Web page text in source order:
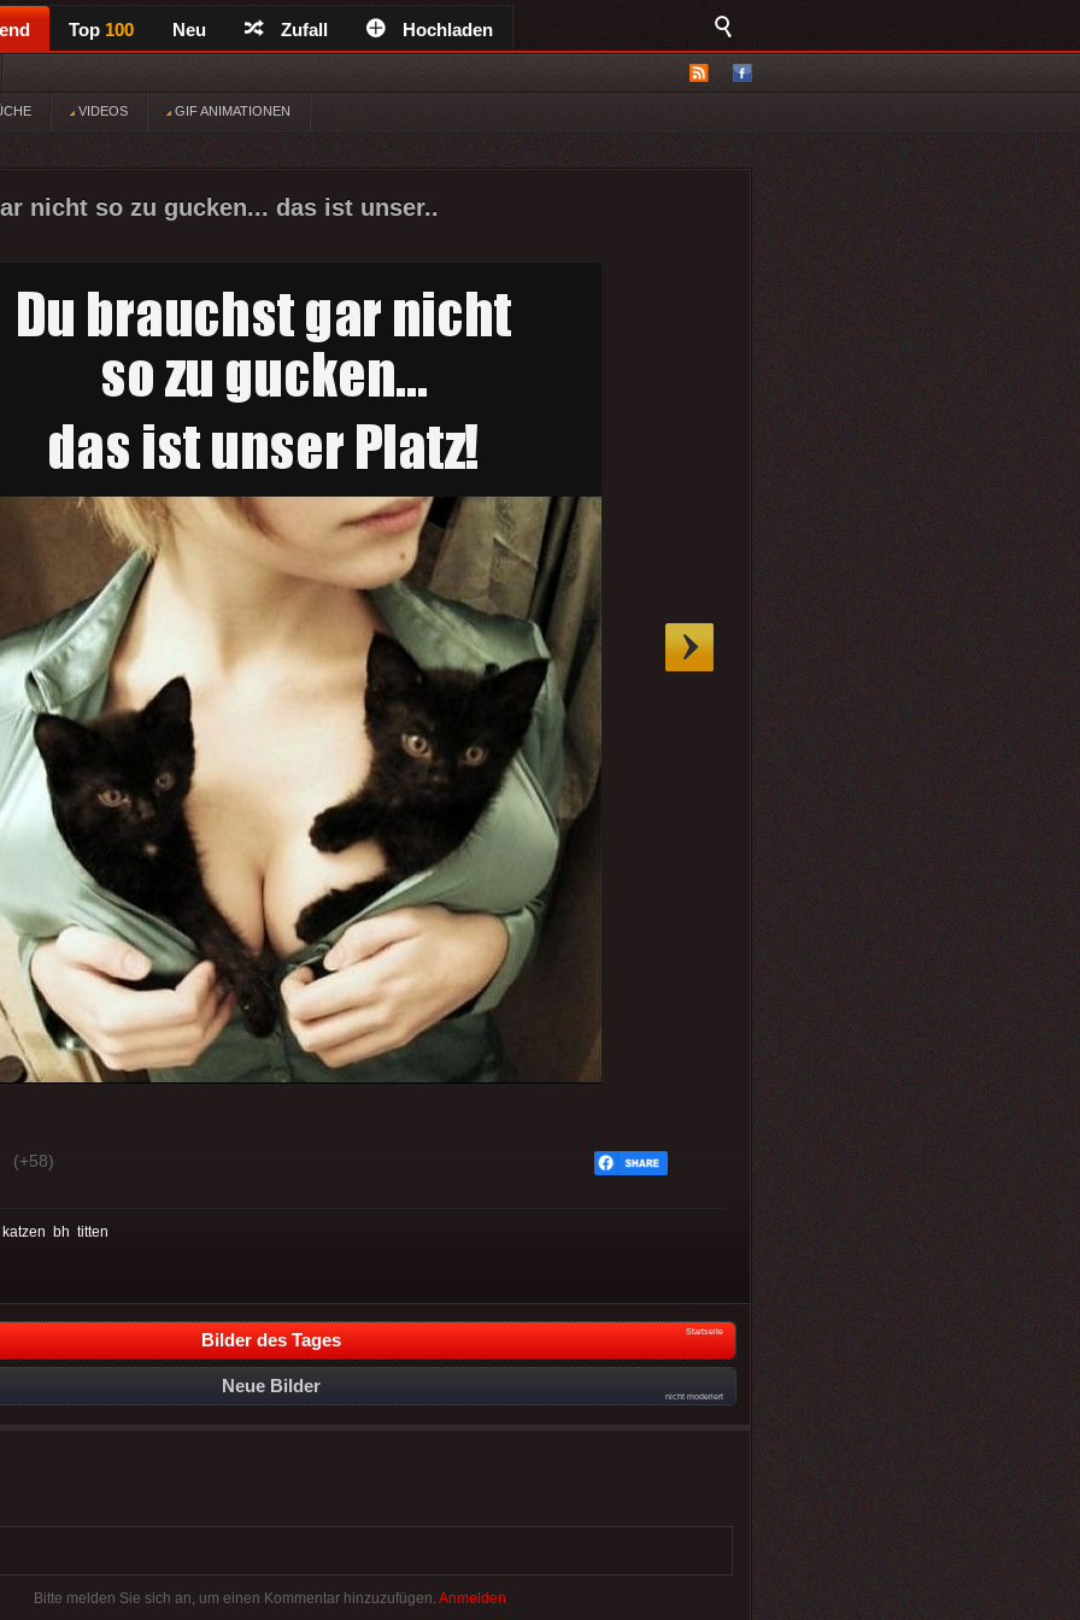
Top 100 Neu Zufall Hochladen
VIDEOS GIF ANIMATIONEN
nicht so zu gucken... das ist unser..
(+58)
katzen bh titten
Bilder des Tages Startseite
Neue Bilder
nicht moderiert
Bitte melden Sie sich an, um einen Kommentar hinzuzufügen. Anmelden